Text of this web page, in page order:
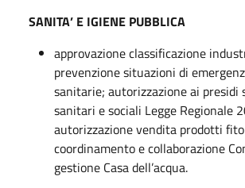
SANITA’ E IGIENE PUBBLICA
approvazione classificazione
prevenzione situazioni di
sanitarie; autorizzazione ai presidi
sanitari e sociali Legge Regionale
autorizzazione vendita prodotti
coordinamento e collaborazione
gestione Casa dell’acqua.